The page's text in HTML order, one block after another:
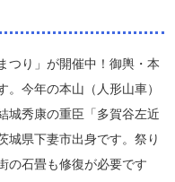
つり」が開催中！御輿・本
今年の本山（人形山車）
城秀康の重臣「多賀谷左近
城県下妻市出身です。祭り
の石畳も修復が必要です